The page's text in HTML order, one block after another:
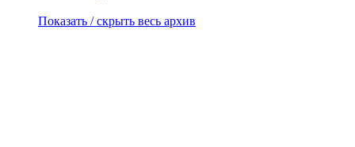
Показать / скрыть весь архив